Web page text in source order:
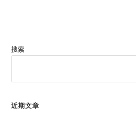
搜索
近期文章